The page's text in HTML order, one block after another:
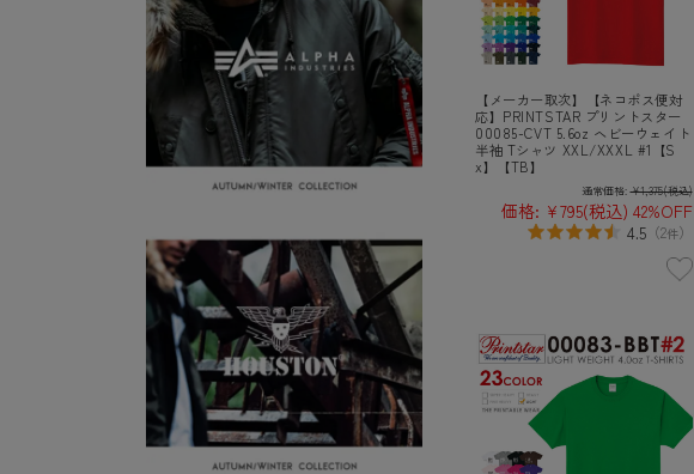
【メーカー取次】【ネコポス便対
応】PRINTSTAR プリントスター
00085-CVT 5.6oz ヘビーウェイト
半袖 Tシャツ XXL/XXXL #1【S
x】【TB】
通常価格: ¥1,375(税込)
価格: ¥795(税込) 42%OFF
4.5（2件）